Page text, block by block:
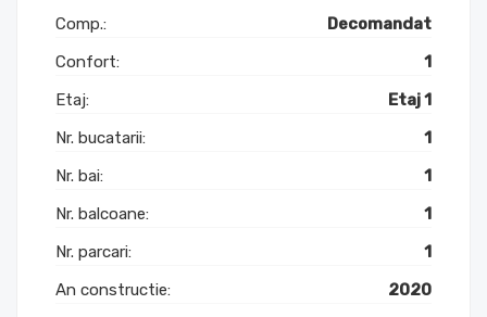
Comp.:
Decomandat
Confort:
1
Etaj:
Etaj 1
Nr. bucatarii:
1
Nr. bai:
1
Nr. balcoane:
1
Nr. parcari:
1
An constructie:
2020